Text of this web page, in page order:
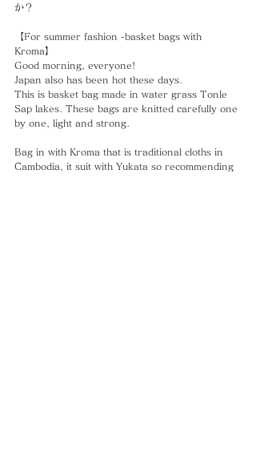
か？
【For summer fashion -basket bags with
Kroma】
Good morning, everyone!
Japan also has been hot these days.
This is basket bag made in water grass Tonle
Sap lakes. These bags are knitted carefully one
by one, light and strong.
Bag in with Kroma that is traditional cloths in
Cambodia, it suit with Yukata so recommending